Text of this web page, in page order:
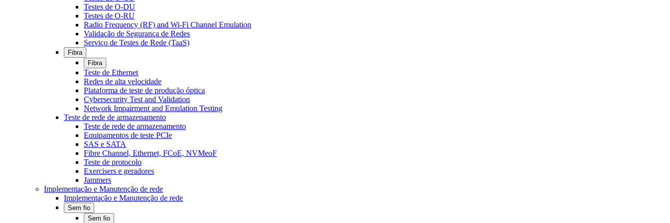
Testes de O-DU
Testes de O-RU
Radio Frequency (RF) and Wi-Fi Channel Emulation
Validação de Segurança de Redes
Serviço de Testes de Rede (TaaS)
Fibra
Fibra
Teste de Ethernet
Redes de alta velocidade
Plataforma de teste de produção óptica
Cybersecurity Test and Validation
Network Impairment and Emulation Testing
Teste de rede de armazenamento
Teste de rede de armazenamento
Equipamentos de teste PCIe
SAS e SATA
Fibre Channel, Ethernet, FCoE, NVMeoF
Teste de protocolo
Exercisers e geradores
Jammers
Implementação e Manutenção de rede
Implementação e Manutenção de rede
Sem fio
Sem fio